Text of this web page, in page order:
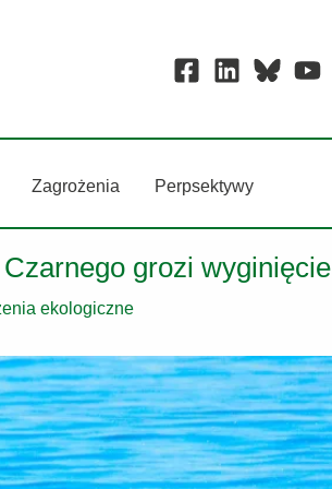
Zagrożenia Perpsektywy
grozi wyginięcie
ekologiczne